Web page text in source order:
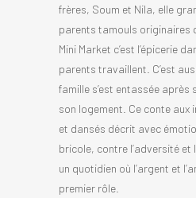
frères, Soum et Nila, elle
parents tamouls originaires
Mini Market c’est l’épicerie
parents travaillent. C’est
famille s’est entassée après
son logement. Ce conte aux
et dansés décrit avec
bricole, contre l’adversité
un quotidien où l’argent et
premier rôle.